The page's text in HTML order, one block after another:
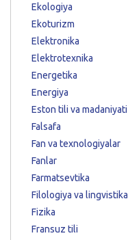
Ekologiya
Ekoturizm
Elektronika
Elektrotexnika
Energetika
Energiya
Eston tili va madaniyati
Falsafa
Fan va texnologiyalar
Fanlar
Farmatsevtika
Filologiya va lingvistika
Fizika
Fransuz tili